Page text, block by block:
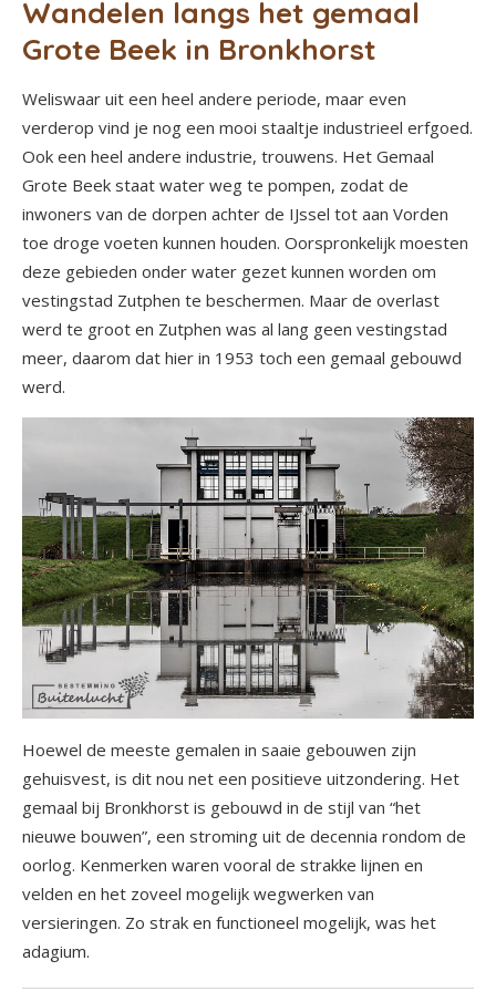
Wandelen langs het gemaal
Grote Beek in Bronkhorst
Weliswaar uit een heel andere periode, maar even
verderop vind je nog een mooi staaltje industrieel erfgoed.
Ook een heel andere industrie, trouwens. Het Gemaal
Grote Beek staat water weg te pompen, zodat de
inwoners van de dorpen achter de IJssel tot aan Vorden
toe droge voeten kunnen houden. Oorspronkelijk moesten
deze gebieden onder water gezet kunnen worden om
vestingstad Zutphen te beschermen. Maar de overlast
werd te groot en Zutphen was al lang geen vestingstad
meer, daarom dat hier in 1953 toch een gemaal gebouwd
werd.
Hoewel de meeste gemalen in saaie gebouwen zijn
gehuisvest, is dit nou net een positieve uitzondering. Het
gemaal bij Bronkhorst is gebouwd in de stijl van “het
nieuwe bouwen”, een stroming uit de decennia rondom de
oorlog. Kenmerken waren vooral de strakke lijnen en
velden en het zoveel mogelijk wegwerken van
versieringen. Zo strak en functioneel mogelijk, was het
adagium.